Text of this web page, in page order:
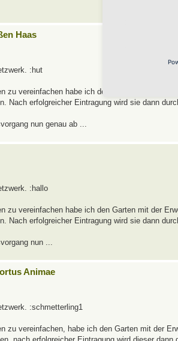
Haas
:hut
zu vereinfachen habe ich den Garten mit der
Nach erfolgreicher Eintragung wird sie dann
nun genau ab ...
:hallo
zu vereinfachen habe ich den Garten mit der
Nach erfolgreicher Eintragung wird sie dann
nun ...
Animae
:schmetterling1
zu vereinfachen, habe ich den Garten mit der
nach erfolgreicher Eintragung wird dieser dann